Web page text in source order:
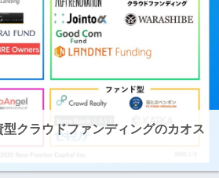
型クラウドファンディングのカオス